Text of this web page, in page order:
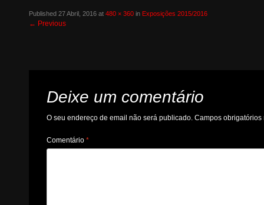
Published27 Abril, 2016 at480 × 360 in Exposições 2015/2016
← Previous
Deixe um comentário
O seu endereço de email não será publicado. Campos
Comentário*